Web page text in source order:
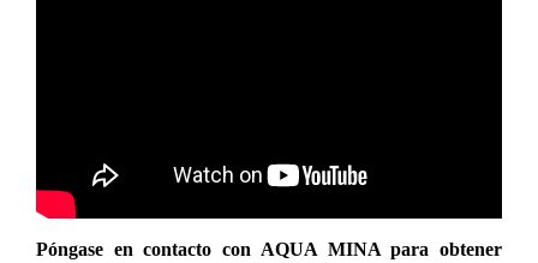
Póngase en contacto con AQUA MINA para obtener